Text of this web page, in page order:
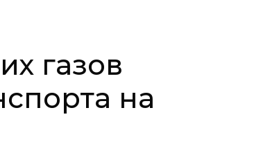
газов
на